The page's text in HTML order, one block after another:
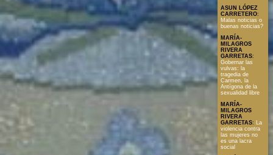
ASUN LÓPEZ
CARRETERO:
Malas noticias o
buenas noticias?
MARÍA-
MILAGROS
RIVERA
GARRETAS:
Gobernar las
vulvas: la
tragedia de
Carmen, la
Antígona de la
sexualidad libre
MARÍA-
MILAGROS
RIVERA
GARRETAS: La
violencia contra
las mujeres no
es una lacra
social